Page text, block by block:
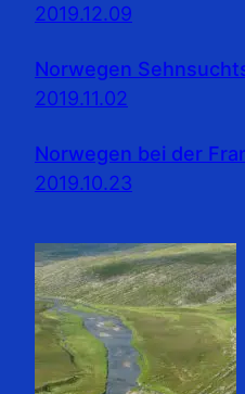
2019.12.09
Norwegen
2019.11.02
Norwegen bei der
2019.10.23